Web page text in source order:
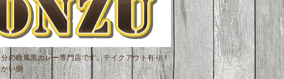
の欧風黒カレー専門店です。テイクアウト有り！
い側